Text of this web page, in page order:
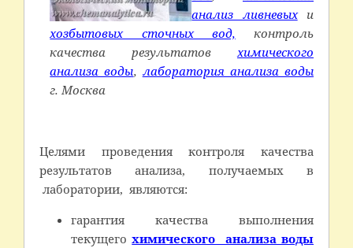
анализ ливневыхи
хозбытовых сточных вод, контроль
качества результатовхимического
анализа воды, лаборатория анализа воды
г. Москва
Целями проведения контроля качества
результатов анализа, получаемых в
лаборатории, яв­ляются:
гарантия качества выполнения
текущегохимического анализа воды